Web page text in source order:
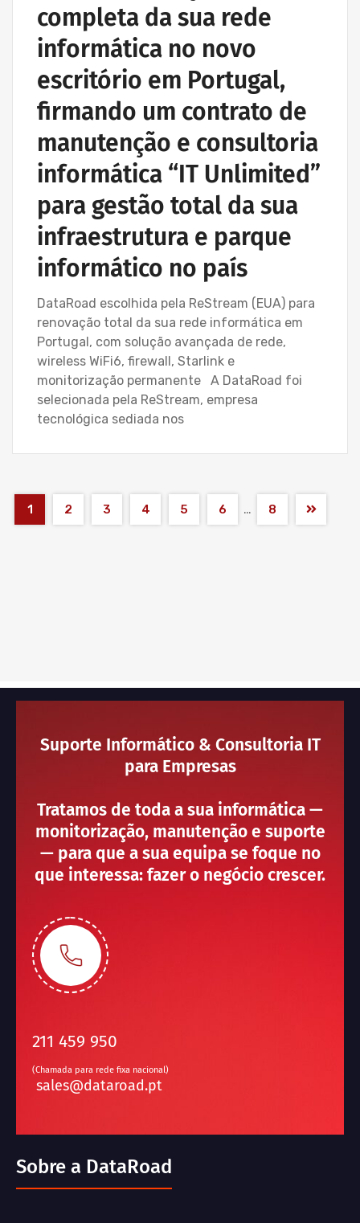
completa da sua rede
informática no novo
escritório em Portugal,
firmando um contrato de
manutenção e consultoria
informática “IT Unlimited”
para gestão total da sua
infraestrutura e parque
informático no país
DataRoad escolhida pela ReStream (EUA) para
renovação total da sua rede informática em
Portugal, com solução avançada de rede,
wireless WiFi6, firewall, Starlink e
monitorização permanente A DataRoad foi
selecionada pela ReStream, empresa
tecnológica sediada nos
1 2 3 4 5 6 … 8
Suporte Informático & Consultoria IT
para Empresas
Tratamos de toda a sua informática —
monitorização, manutenção e suporte
— para que a sua equipa se foque no
que interessa: fazer o negócio crescer.
211 459 950
(Chamada para rede fixa nacional)
sales@dataroad.pt
Sobre a DataRoad